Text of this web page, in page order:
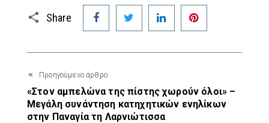
Share
Facebook Twitter LinkedIn
Προηγούμενο άρθρο
«Στον αμπελώνα της πίστης χωρούν όλοι» –
Μεγάλη συνάντηση κατηχητικών ενηλίκων
στην Παναγία τη Λαρνιώτισσα